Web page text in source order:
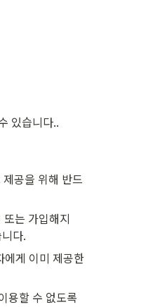
있습니다..
공을 위해 반드
는 가입해지
다.
게 이미 제공한
용할 수 없도록